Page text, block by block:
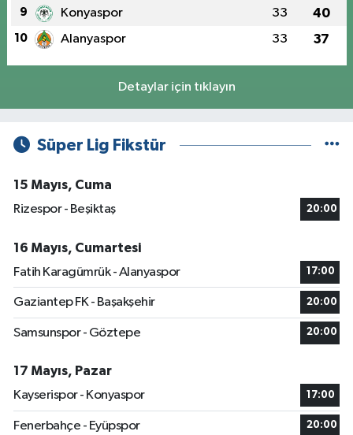
9 Konyaspor 33 40
10 Alanyaspor 33 37
Detaylar için tıklayın
Süper Lig Fikstür
15 Mayıs, Cuma
Rizespor - Beşiktaş
20:00
16 Mayıs, Cumartesi
Fatih Karagümrük - Alanyaspor
17:00
Gaziantep FK - Başakşehir 20:00
Samsunspor - Göztepe 20:00
17 Mayıs, Pazar
Kayserispor - Konyaspor
17:00
Fenerbahçe - Eyüpspor 20:00